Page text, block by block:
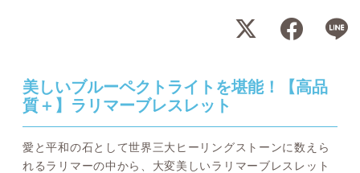
美しいブルーペクトライトを堪能！【高品
質＋】ラリマーブレスレット
愛と平和の石として世界三大ヒーリングストーンに数えら
れるラリマーの中から、大変美しいラリマーブレスレット